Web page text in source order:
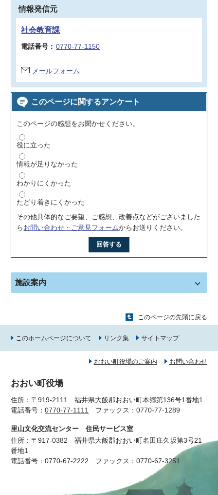
情報発信元
社会教育課
電話番号： 0770-77-1150
メールフォーム
このページに関するアンケート
このページの感想をお聞かせください。
役に立った
情報が足りなかった
わかりにくかった
たどり着きにくかった
その他具体的なご要望、ご感想、改善点などがございました
らお問い合わせ・ご意見フォームからお送りください。
回答する
施設案内
このページの先頭に戻る
このホームページについて リンク集 サイトマップ
おおい町役場のご案内 お問い合わせ
おおい町役場
住所：〒919-2111 福井県大飯郡おおい町本郷第136号1番地1
電話番号：0770-77-1111 ファックス：0770-77-1289
里山文化交流センター 住民サービス室
住所：〒917-0382 福井県大飯郡おおい町名田庄久坂第3号21
番地1
電話番号：0770-67-2222 ファックス：0770-67-3251